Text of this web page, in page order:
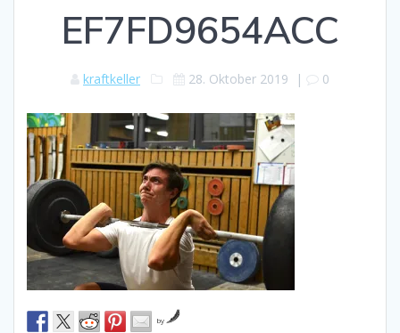
EF7FD9654ACC
kraftkeller 28. Oktober 2019 | 0
by